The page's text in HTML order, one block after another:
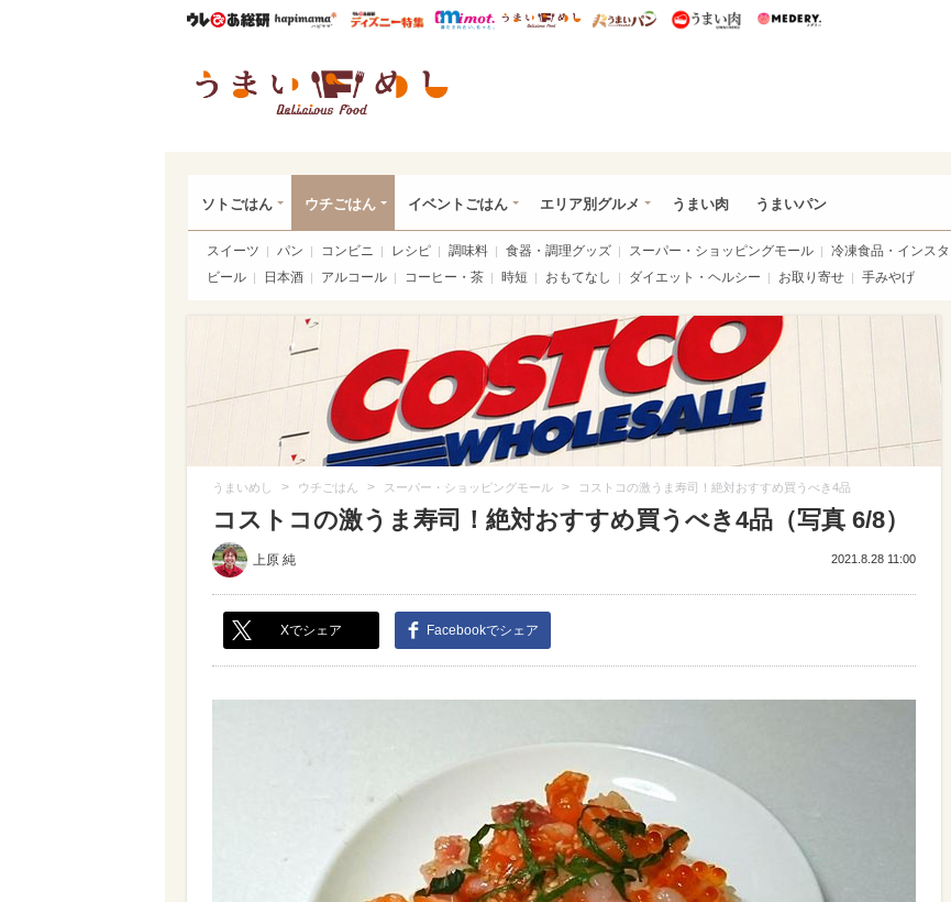
ウレぴあ総研ハピママ* ウレぴあ総研 ディズニー特集
mimot. うまいめし うまいパン うまい肉
ソトごはん ウチごはん イベントごはん エリア別グルメ うまい肉 うまいパン
スイーツ パン コンビニ レシピ 調味料 食器・調理グッズ スーパー・ショッピングモール 冷凍食品・インスタ
ビール
日本酒 アルコール コーヒー・茶 時短 おもてなし ダイエット・ヘルシー お取り寄せ 手みやげ
うまいめし > ウチごはん > スーパー・ショッピングモール > コストコの激うま寿司！絶対おすすめ買うべき4品
コストコの激うま寿司！絶対おすすめ買うべき4品（写真 6/8）
上原 純 2021.8.28 11:00
Xでシェア Facebookでシェア